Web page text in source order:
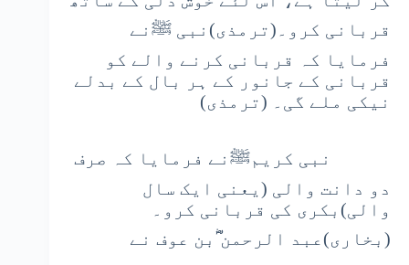
قربانی کرو۔(ترمذی)نبی ﷺنے
فرمایا کہ قربانی کرنے والے کو
قربانی کے جانور کے ہر بال کے بدلے
نیکی ملے گی۔ (ترمذی)
نبی کریمﷺنے فرمایا کہ صرف
دو دانت والی (یعنی ایک سال
والی)بکری کی قربانی کرو۔
(بخاری)عبد الرحمن ؓبن عوف نے